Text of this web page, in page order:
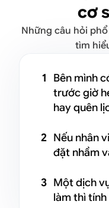
cơ
Những câu hỏi
tìm
1
Bên mình
trước giờ
hay quên
Có ạ. Hệ
lịch qua
hẹn, nên
cần nhắc
2 Nếu nhân
đặt nhầm
Không
giờ nhân
ẩn khi
3 Một dịch
làm thì